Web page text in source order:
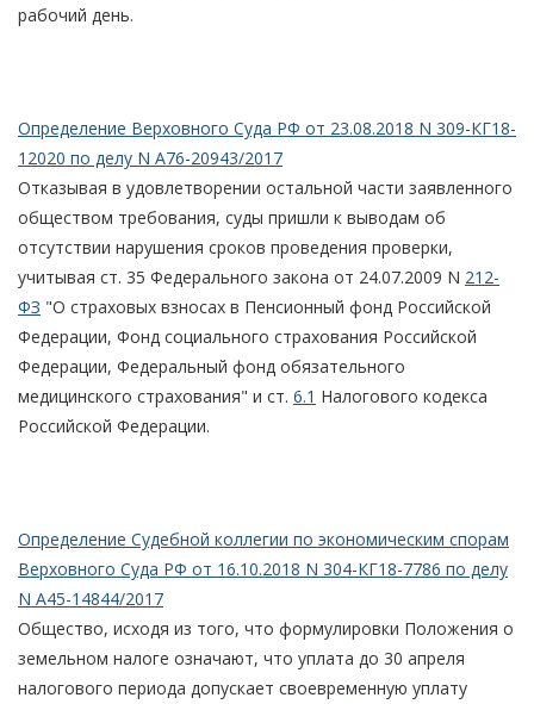
рабочий день.
Определение Верховного Суда РФ от 23.08.2018 N 309-КГ18-
12020 по делу N А76-20943/2017
Отказывая в удовлетворении остальной части заявленного
обществом требования, суды пришли к выводам об
отсутствии нарушения сроков проведения проверки,
учитывая ст. 35 Федерального закона от 24.07.2009 N 212-
ФЗ "О страховых взносах в Пенсионный фонд Российской
Федерации, Фонд социального страхования Российской
Федерации, Федеральный фонд обязательного
медицинского страхования" и ст. 6.1 Налогового кодекса
Российской Федерации.
Определение Судебной коллегии по экономическим спорам
Верховного Суда РФ от 16.10.2018 N 304-КГ18-7786 по делу
N А45-14844/2017
Общество, исходя из того, что формулировки Положения о
земельном налоге означают, что уплата до 30 апреля
налогового периода допускает своевременную уплату